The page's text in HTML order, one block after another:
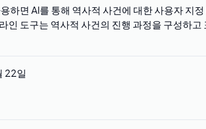
면 AI를 통해 역사적 사건에 대한 사용자 지
인 도구는 역사적 사건의 진행 과정을 구성하고
22일